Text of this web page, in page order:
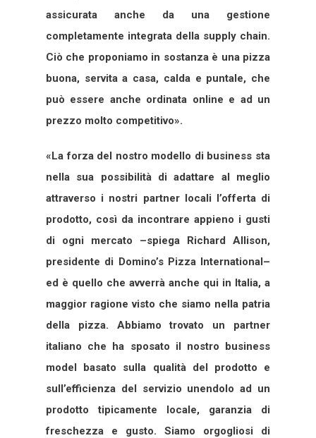
assicurata anche da una gestione
completamente integrata della supply chain.
Ciò che proponiamo in sostanza è una pizza
buona, servita a casa, calda e puntale, che
può essere anche ordinata online e ad un
prezzo molto competitivo».
«La forza del nostro modello di business sta
nella sua possibilità di adattare al meglio
attraverso i nostri partner locali l’offerta di
prodotto, così da incontrare appieno i gusti
di ogni mercato –spiega Richard Allison,
presidente di Domino’s Pizza International–
ed è quello che avverrà anche qui in Italia, a
maggior ragione visto che siamo nella patria
della pizza. Abbiamo trovato un partner
italiano che ha sposato il nostro business
model basato sulla qualità del prodotto e
sull’efficienza del servizio unendolo ad un
prodotto tipicamente locale, garanzia di
freschezza e gusto. Siamo orgogliosi di